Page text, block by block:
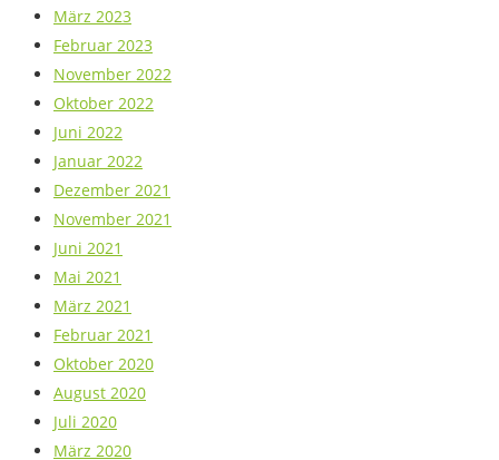
März 2023
Februar 2023
November 2022
Oktober 2022
Juni 2022
Januar 2022
Dezember 2021
November 2021
Juni 2021
Mai 2021
März 2021
Februar 2021
Oktober 2020
August 2020
Juli 2020
März 2020